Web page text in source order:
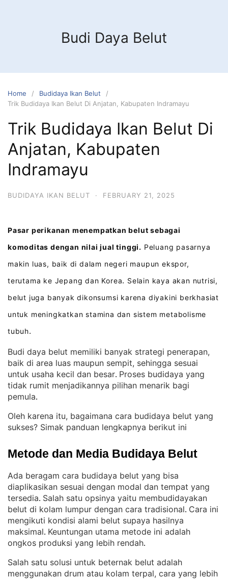
Budi Daya Belut
Home
Budidaya Ikan Belut
Trik Budidaya Ikan Belut Di Anjatan, Kabupaten Indramayu
Trik Budidaya Ikan Belut Di
Anjatan, Kabupaten
Indramayu
BUDIDAYA IKAN BELUT · FEBRUARY 21, 2025
Pasar perikanan menempatkan belut sebagai
komoditas dengan nilai jual tinggi. Peluang pasarnya
makin luas, baik di dalam negeri maupun ekspor,
terutama ke Jepang dan Korea. Selain kaya akan nutrisi,
belut juga banyak dikonsumsi karena diyakini berkhasiat
untuk meningkatkan stamina dan sistem metabolisme
tubuh.
Budi daya belut memiliki banyak strategi penerapan,
baik di area luas maupun sempit, sehingga sesuai
untuk usaha kecil dan besar. Proses budidaya yang
tidak rumit menjadikannya pilihan menarik bagi
pemula.
Oleh karena itu, bagaimana cara budidaya belut yang
sukses? Simak panduan lengkapnya berikut ini
Metode dan Media Budidaya Belut
Ada beragam cara budidaya belut yang bisa
diaplikasikan sesuai dengan modal dan tempat yang
tersedia. Salah satu opsinya yaitu membudidayakan
belut di kolam lumpur dengan cara tradisional. Cara ini
mengikuti kondisi alami belut supaya hasilnya
maksimal. Keuntungan utama metode ini adalah
ongkos produksi yang lebih rendah.
Salah satu solusi untuk beternak belut adalah
menggunakan drum atau kolam terpal, cara yang lebih